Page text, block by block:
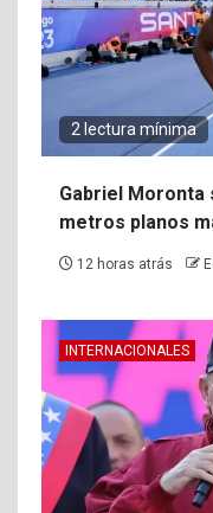
2 lectura mínima
Gabriel Moronta
metros planos
12 horas atrás
INTERNACIONALES